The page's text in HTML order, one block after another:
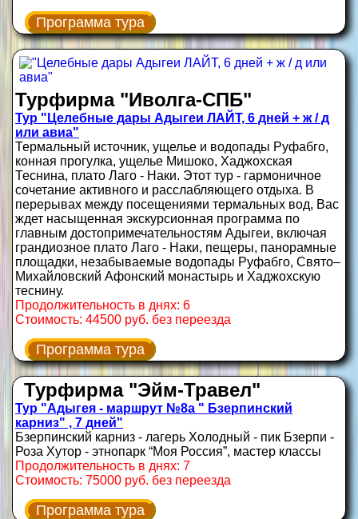
Программа тура
Турфирма "Иволга-СПБ"
Тур "Целебные дары Адыгеи ЛАЙТ, 6 дней + ж / д
или авиа"
Термальный источник, ущелье и водопады Руфабго,
конная прогулка, ущелье Мишоко, Хаджохская
Теснина, плато Лаго - Наки. Этот тур - гармоничное
сочетание активного и расслабляющего отдыха. В
перерывах между посещениями термальных вод, Вас
ждет насыщенная экскурсионная программа по
главным достопримечательностям Адыгеи, включая
грандиозное плато Лаго - Наки, пещеры, панорамные
площадки, незабываемые водопады Руфабго, Свято–
Михайловский Афонский монастырь и Хаджохскую
теснину.
Продолжительность в днях: 6
Стоимость: 44500 руб. без переезда
Программа тура
Турфирма "Эйм-Травел"
Тур "Адыгея - маршрут №8а " Бзерпинский
карниз" , 7 дней"
Бзерпинский карниз - лагерь Холодный - пик Бзерпи -
Роза Хутор - этнопарк “Моя Россия”, мастер классы
Продолжительность в днях: 7
Стоимость: 75000 руб. без переезда
Программа тура